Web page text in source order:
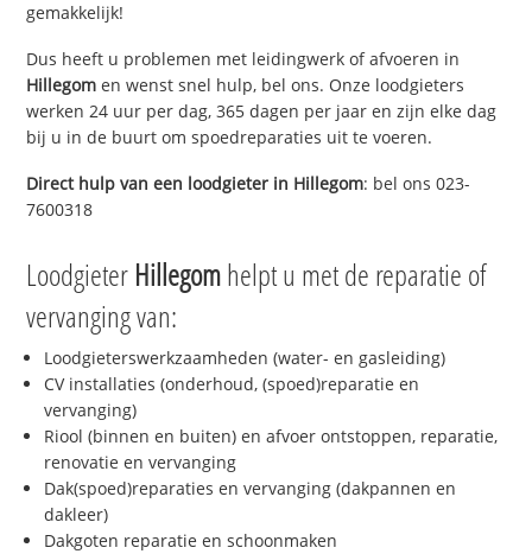
gemakkelijk!
Dus heeft u problemen met leidingwerk of afvoeren in
Hillegom en wenst snel hulp, bel ons. Onze loodgieters
werken 24 uur per dag, 365 dagen per jaar en zijn elke dag
bij u in de buurt om spoedreparaties uit te voeren.
Direct hulp van een loodgieter in Hillegom: bel ons 023-
7600318
Loodgieter Hillegomhelpt u met de reparatie of
vervanging van:
Loodgieterswerkzaamheden (water- en gasleiding)
CV installaties (onderhoud, (spoed)reparatie en
vervanging)
Riool (binnen en buiten) en afvoer ontstoppen, reparatie,
renovatie en vervanging
Dak(spoed)reparaties en vervanging (dakpannen en
dakleer)
Dakgoten reparatie en schoonmaken